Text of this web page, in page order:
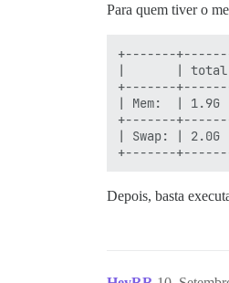
Para quem tiver o
+-------
|       | total |
+-------
| Mem:  |
+-------
| Swap: |
Depois, basta